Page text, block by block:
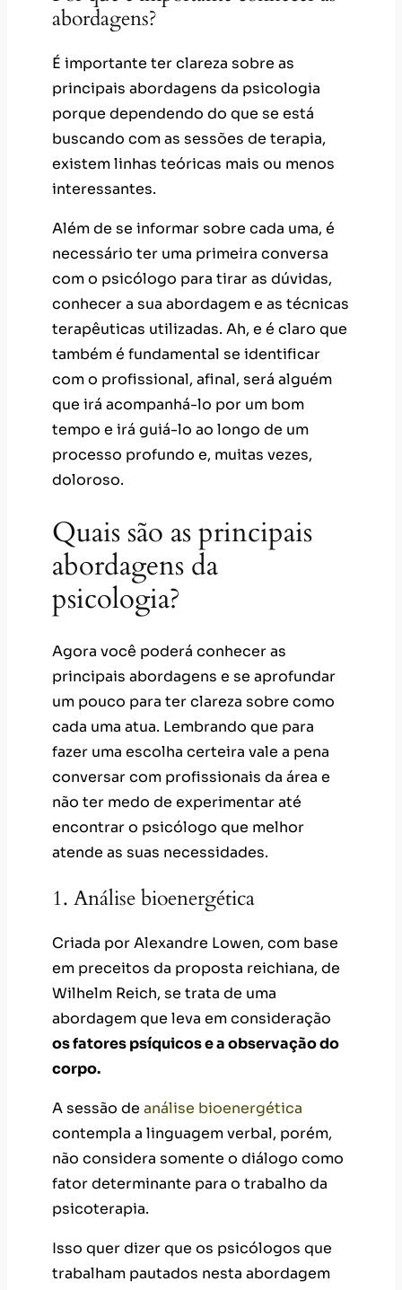
abordagens?
É importante ter clareza sobre as
principais abordagens da psicologia
porque dependendo do que se está
buscando com as sessões de terapia,
existem linhas teóricas mais ou menos
interessantes.
Além de se informar sobre cada uma, é
necessário ter uma primeira conversa
com o psicólogo para tirar as dúvidas,
conhecer a sua abordagem e as técnicas
terapêuticas utilizadas. Ah, e é claro que
também é fundamental se identificar
com o profissional, afinal, será alguém
que irá acompanhá-lo por um bom
tempo e irá guiá-lo ao longo de um
processo profundo e, muitas vezes,
doloroso.
Quais são as principais
abordagens da
psicologia?
Agora você poderá conhecer as
principais abordagens e se aprofundar
um pouco para ter clareza sobre como
cada uma atua. Lembrando que para
fazer uma escolha certeira vale a pena
conversar com profissionais da área e
não ter medo de experimentar até
encontrar o psicólogo que melhor
atende as suas necessidades.
1. Análise bioenergética
Criada por Alexandre Lowen, com base
em preceitos da proposta reichiana, de
Wilhelm Reich, se trata de uma
abordagem que leva em consideração
os fatores psíquicos e a observação do
corpo.
A sessão de análise bioenergética
contempla a linguagem verbal, porém,
não considera somente o diálogo como
fator determinante para o trabalho da
psicoterapia.
Isso quer dizer que os psicólogos que
trabalham pautados nesta abordagem